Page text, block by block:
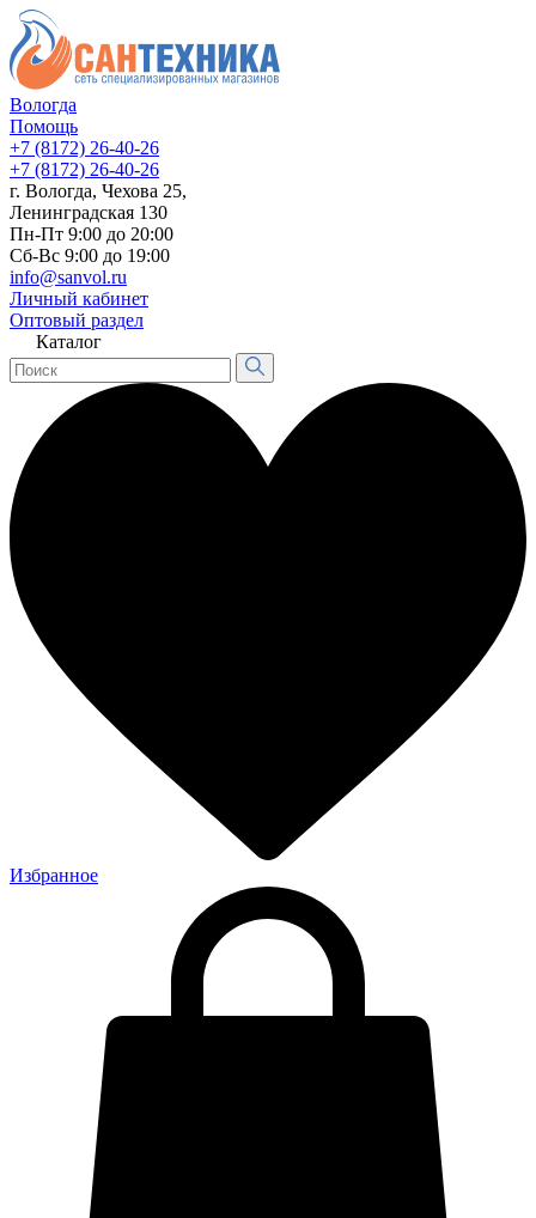
Вологда
Помощь
+7 (8172) 26-40-26
+7 (8172) 26-40-26
г. Вологда, Чехова 25,
Ленинградская 130
Пн-Пт 9:00 до 20:00
Сб-Вс 9:00 до 19:00
info@sanvol.ru
Личный кабинет
Оптовый раздел
Каталог
Избранное